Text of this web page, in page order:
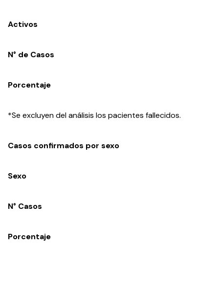
Activos
N° de Casos
Porcentaje
*Se excluyen del análisis los pacientes fallecidos.
Casos confirmados por sexo
Sexo
N° Casos
Porcentaje